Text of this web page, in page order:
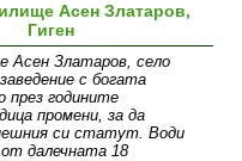
Асен Златаров,
Гиген
Асен Златаров, село
с богата
през годините
промени, за да
си статут. Води
далечната 18